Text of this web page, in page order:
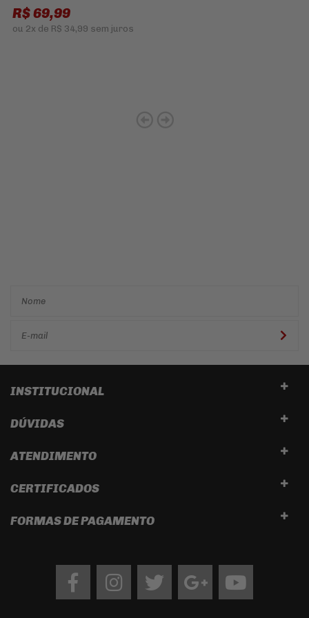
R$ 69,99
ou 2x de R$ 34,99 sem juros
INSTITUCIONAL
DÚVIDAS
ATENDIMENTO
CERTIFICADOS
FORMAS DE PAGAMENTO
FacebookInstagram twitter googleYoutube